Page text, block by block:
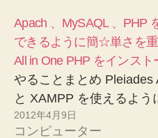
Apach 、MySAQL 、PHP
できるように簡☆単さを
All in One PHP をインスト
やることまとめ Pleiades
と XAMPP を使えるよ
2012年4月9日
コンピューター